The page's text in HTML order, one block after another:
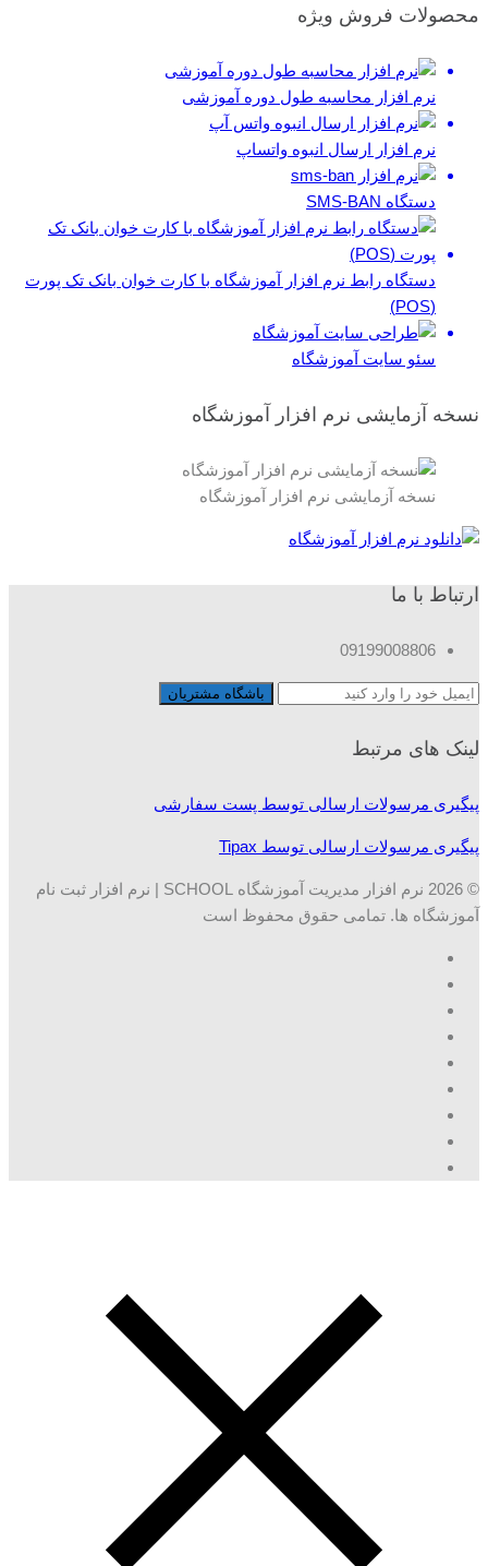
محصولات فروش ویژه
نرم افزار محاسبه طول دوره آموزشی
نرم افزار ارسال انبوه واتساپ
دستگاه SMS-BAN
دستگاه رابط نرم افزار آموزشگاه با کارت خوان بانک تک پورت
(POS)
سئو سایت آموزشگاه
نسخه آزمایشی نرم افزار آموزشگاه
نسخه آزمایشی نرم افزار آموزشگاه
ارتباط با ما
09199008806
لینک های مرتبط
پیگیری مرسولات ارسالی توسط پست سفارشی
پیگیری مرسولات ارسالی توسط Tipax
© 2026 نرم افزار مدیریت آموزشگاه SCHOOL | نرم افزار ثبت نام
آموزشگاه ها. تمامی حقوق محفوظ است